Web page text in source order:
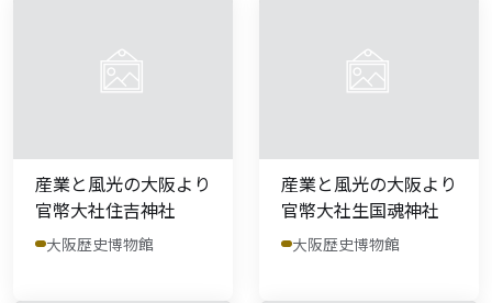
産業と風光の大阪より
官幣大社住吉神社
大阪歴史博物館
産業と風光の大阪より
官幣大社生国魂神社
大阪歴史博物館